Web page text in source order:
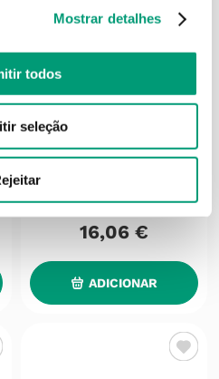
Mostrar detalhes
todos
seleção
16,06 €
ADICIONAR